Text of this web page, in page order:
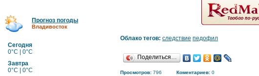
Прогноз погоды
Владивосток
Сегодня
0°C | 0°C
Завтра
0°C | 0°C
Облако тегов: следствие педофил
Поделиться…
Просмотров: 796 Коментариев: 0